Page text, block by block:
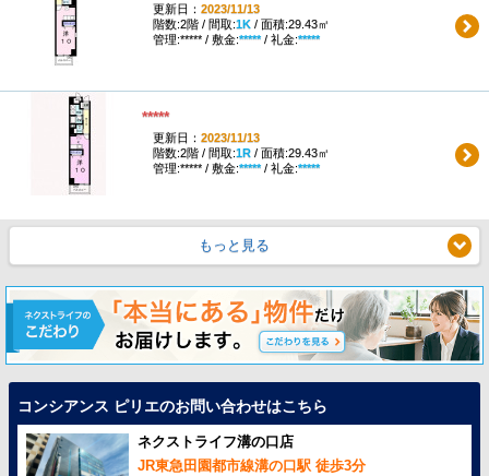
更新日： 2023/11/13
階数:2階 / 間取:1K/ 面積:29.43㎡
管理:***** / 敷金:*****/ 礼金:*****
*****
更新日： 2023/11/13
階数:2階 / 間取:1R/ 面積:29.43㎡
管理:***** / 敷金:*****/ 礼金:*****
もっと見る
コンシアンス ピリエのお問い合わせはこちら
ネクストライフ溝の口店
JR東急田園都市線溝の口駅 徒歩3分